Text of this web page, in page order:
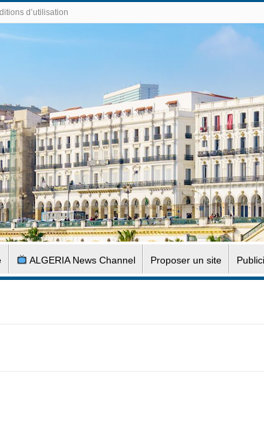
d’utilisation
ALGERIA News Channel Proposer un site